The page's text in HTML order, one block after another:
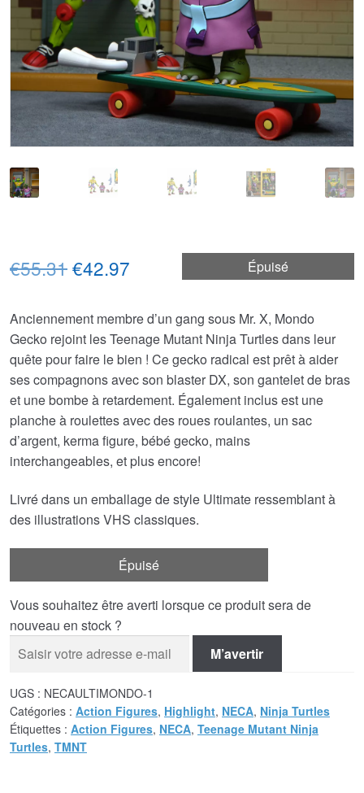
Épuisé
€55.31Le
initial
était :
€55.31.
€42.97
actuel
est :
€42.97.
Anciennement membre d’un gang sous Mr. X, Mondo
Gecko rejoint les Teenage Mutant Ninja Turtles dans leur
quête pour faire le bien ! Ce gecko radical est prêt à aider
ses compagnons avec son blaster DX, son gantelet de bras
et une bombe à retardement. Également inclus est une
planche à roulettes avec des roues roulantes, un sac
d’argent, kerma figure, bébé gecko, mains
interchangeables, et plus encore!
Livré dans un emballage de style Ultimate ressemblant à
des illustrations VHS classiques.
Épuisé
Vous souhaitez être averti lorsque ce produit sera de
nouveau en stock ?
M’avertir
UGS : NECAULTIMONDO-1
Catégories : Action Figures, Highlight, NECA, Ninja Turtles
Étiquettes : Action Figures, NECA, Teenage Mutant Ninja
Turtles, TMNT